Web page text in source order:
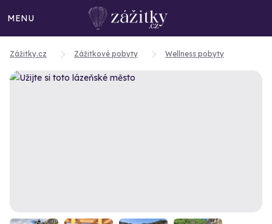
MENU
Zážitky.cz Zážitkové pobyty Wellness pobyty